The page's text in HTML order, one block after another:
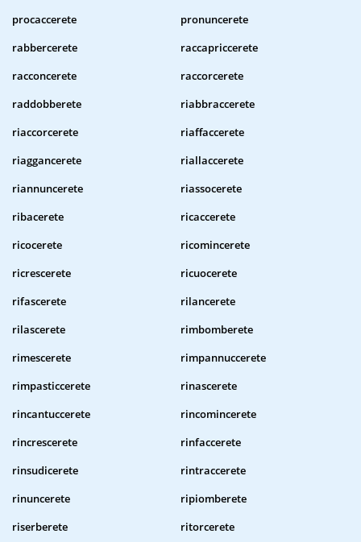
procaccerete
pronuncerete
rabbercerete
raccapriccerete
racconcerete
raccorcerete
raddobberete
riabbraccerete
riaccorcerete
riaffaccerete
riaggancerete
riallaccerete
riannuncerete
riassocerete
ribacerete
ricaccerete
ricocerete
ricomincerete
ricrescerete
ricuocerete
rifascerete
rilancerete
rilascerete
rimbomberete
rimescerete
rimpannuccerete
rimpasticcerete
rinascerete
rincantuccerete
rincomincerete
rincrescerete
rinfaccerete
rinsudicerete
rintraccerete
rinuncerete
ripiomberete
riserberete
ritorcerete